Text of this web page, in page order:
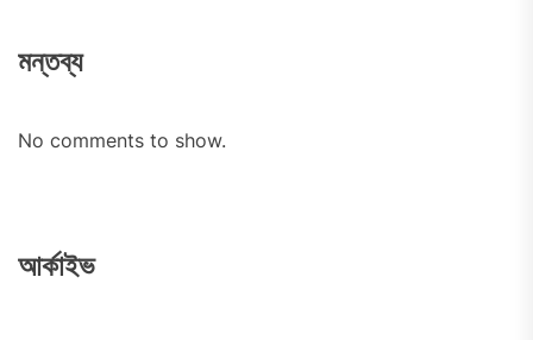
মন্তব্য
No comments to show.
আর্কাইভ